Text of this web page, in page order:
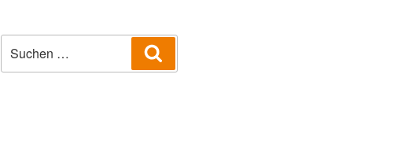
nach: